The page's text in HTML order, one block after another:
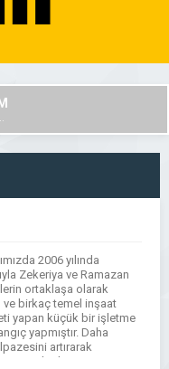
2006 yılında
Zekeriya ve Ramazan
ortaklaşa olarak
ve birkaç temel inşaat
yapan küçük bir işletme
yapmıştır. Daha
artırarak
yılında satış